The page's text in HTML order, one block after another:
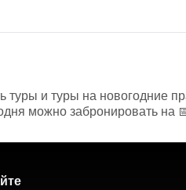
и туры на новогодние
можно забронировать на